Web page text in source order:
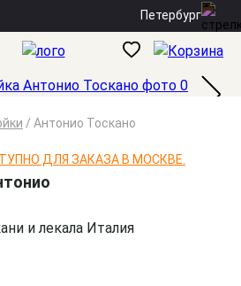
Петербург
/ Антонио Тоскано
ДЛЯ ЗАКАЗА В МОСКВЕ.
и лекала Италия